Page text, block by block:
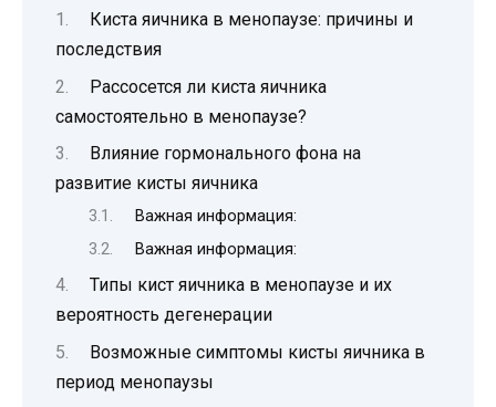
Киста яичника в менопаузе: причины и
последствия
Рассосется ли киста яичника
самостоятельно в менопаузе?
Влияние гормонального фона на
развитие кисты яичника
Важная информация:
Важная информация:
Типы кист яичника в менопаузе и их
вероятность дегенерации
Возможные симптомы кисты яичника в
период менопаузы